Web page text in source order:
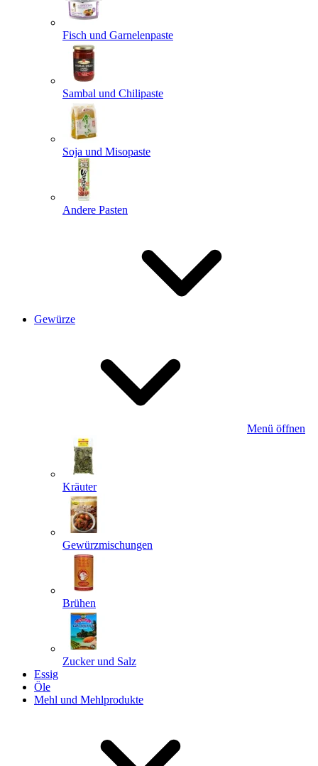
Fisch und Garnelenpaste
Sambal und Chilipaste
Soja und Misopaste
Andere Pasten
Gewürze
Menü öffnen
Kräuter
Gewürzmischungen
Brühen
Zucker und Salz
Essig
Öle
Mehl und Mehlprodukte